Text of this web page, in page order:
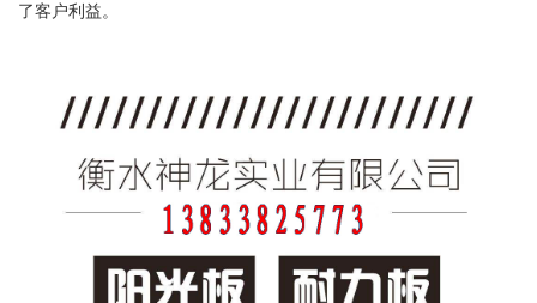
了客户利益。